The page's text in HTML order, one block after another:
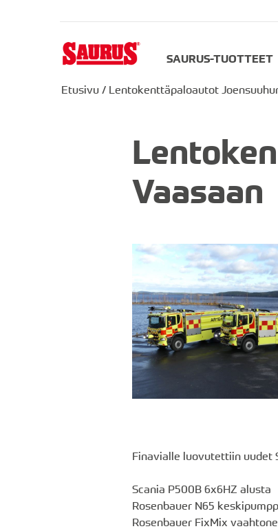
SAURUS-TUOTTEET
Etusivu / Lentokenttäpaloautot
Vaasaan
Finavialle luovutettiin uudet
Scania P500B 6x6HZ alusta
Rosenbauer N65
Rosenbauer FixMix